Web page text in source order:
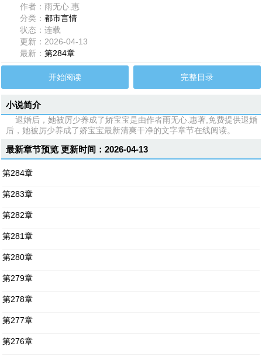
作者：雨无心.惠
分类：都市言情
状态：连载
更新：2026-04-13
最新：第284章
开始阅读 完整目录
小说简介
退婚后，她被厉少养成了娇宝宝是由作者雨无心.惠著,免费提供退婚
后，她被厉少养成了娇宝宝最新清爽干净的文字章节在线阅读。
最新章节预览 更新时间：2026-04-13
第284章
第283章
第282章
第281章
第280章
第279章
第278章
第277章
第276章